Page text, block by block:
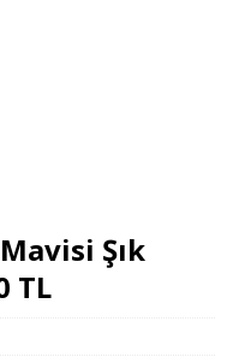
Şık
TL